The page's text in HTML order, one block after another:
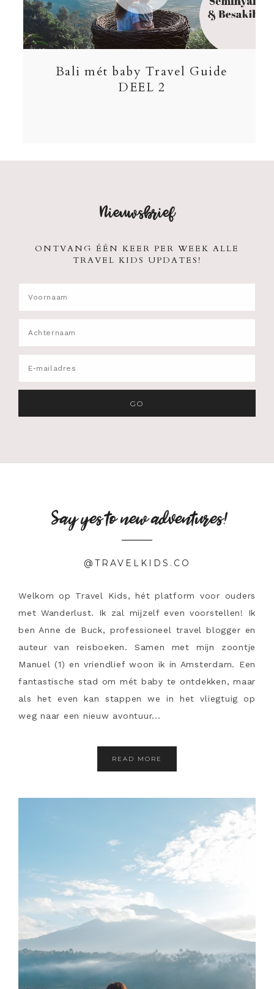
Bali mét baby Travel Guide
DEEL 2
Nieuwsbrief
ONTVANG ÉÉN KEER PER WEEK ALLE
TRAVEL KIDS UPDATES!
Say yes to new adventures!
@TRAVELKIDS.CO
Welkom op Travel Kids, hét platform voor ouders
met Wanderlust. Ik zal mijzelf even voorstellen! Ik
ben Anne de Buck, professioneel travel blogger en
auteur van reisboeken. Samen met mijn zoontje
Manuel (1) en vriendlief woon ik in Amsterdam. Een
fantastische stad om mét baby te ontdekken, maar
als het even kan stappen we in het vliegtuig op
weg naar een nieuw avontuur...
READ MORE